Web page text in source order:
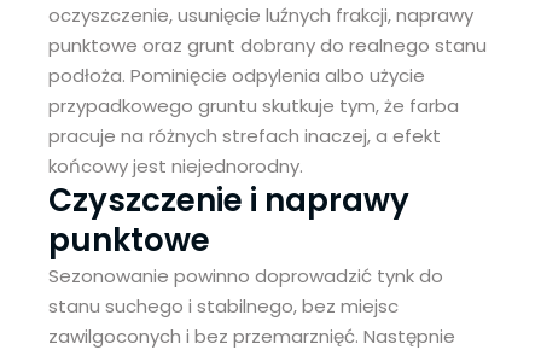
oczyszczenie, usunięcie luźnych frakcji, naprawy
punktowe oraz grunt dobrany do realnego stanu
podłoża. Pominięcie odpylenia albo użycie
przypadkowego gruntu skutkuje tym, że farba
pracuje na różnych strefach inaczej, a efekt
końcowy jest niejednorodny.
Czyszczenie i naprawy
punktowe
Sezonowanie powinno doprowadzić tynk do
stanu suchego i stabilnego, bez miejsc
zawilgoconych i bez przemarznięć. Następnie